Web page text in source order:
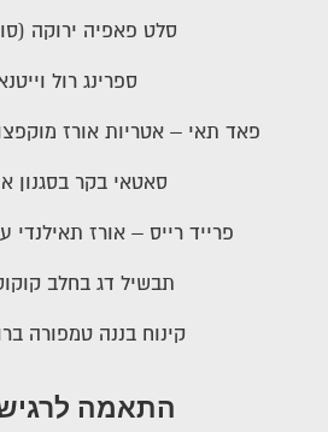
סלט פאפיה ירוקה
ספרינג רול
פאד תאי – אטריות אורז
סאטאי בקר בסגנון
פרייד רייס – אורז תאילנדי
תבשיל דג בחלב
קינוח בננה טמפורה
התאמה